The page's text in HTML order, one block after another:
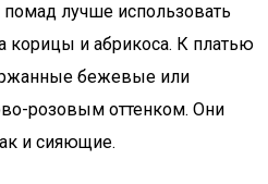
лучше использовать
корицы и абрикоса. К платью
бежевые или
розовым оттенком. Они
и сияющие.